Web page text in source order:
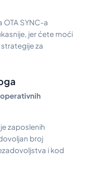
SYNC-a
jer ćete moći
za
zaposlenih
broj
i kod